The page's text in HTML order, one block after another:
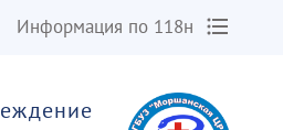
Информация по 118н